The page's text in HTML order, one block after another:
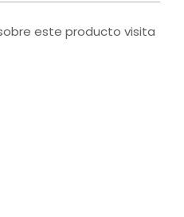
este producto visita